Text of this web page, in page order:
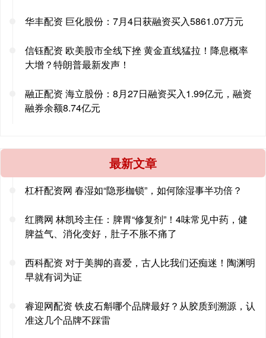
华丰配资 巨化股份：7月4日获融资买入5861.07万元
信钰配资 欧美股市全线下挫 黄金直线猛拉！降息概率
大增？特朗普最新发声！
融正配资 海立股份：8月27日融资买入1.99亿元，融资
融券余额8.74亿元
最新文章
杠杆配资网 春湿如“隐形枷锁”，如何除湿事半功倍？
红腾网 林凯玲主任：脾胃“修复剂”！4味常见中药，健
脾益气、消化变好，肚子不胀不痛了
西科配资 对于美脚的喜爱，古人比我们还痴迷！陶渊明
早就有词为证
睿迎网配资 铁皮石斛哪个品牌最好？从胶质到溯源，认
准这几个品牌不踩雷